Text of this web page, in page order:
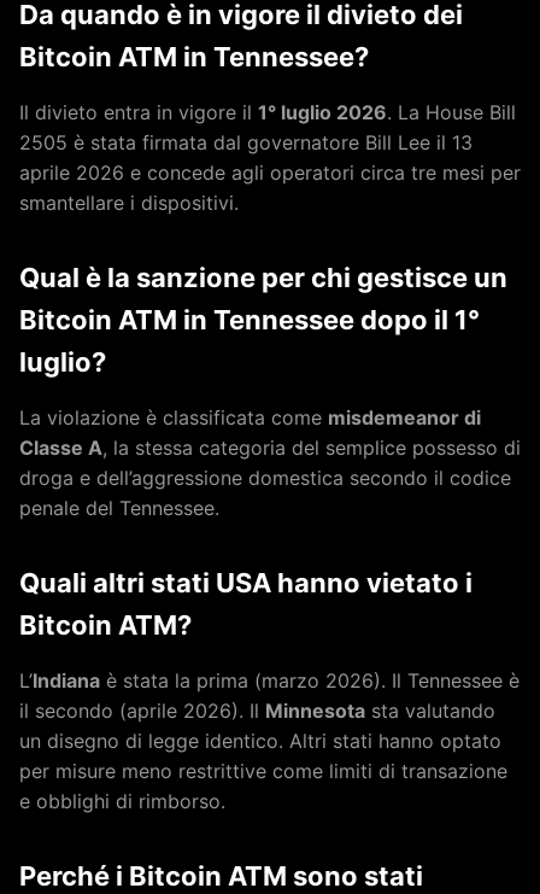
Da quando è in vigore il divieto dei
Bitcoin ATM in Tennessee?
Il divieto entra in vigore il 1° luglio 2026. La House Bill
2505 è stata firmata dal governatore Bill Lee il 13
aprile 2026 e concede agli operatori circa tre mesi per
smantellare i dispositivi.
Qual è la sanzione per chi gestisce un
Bitcoin ATM in Tennessee dopo il 1°
luglio?
La violazione è classificata come misdemeanor di
Classe A, la stessa categoria del semplice possesso di
droga e dell’aggressione domestica secondo il codice
penale del Tennessee.
Quali altri stati USA hanno vietato i
Bitcoin ATM?
L’Indiana è stata la prima (marzo 2026). Il Tennessee è
il secondo (aprile 2026). Il Minnesota sta valutando
un disegno di legge identico. Altri stati hanno optato
per misure meno restrittive come limiti di transazione
e obblighi di rimborso.
Perché i Bitcoin ATM sono stati